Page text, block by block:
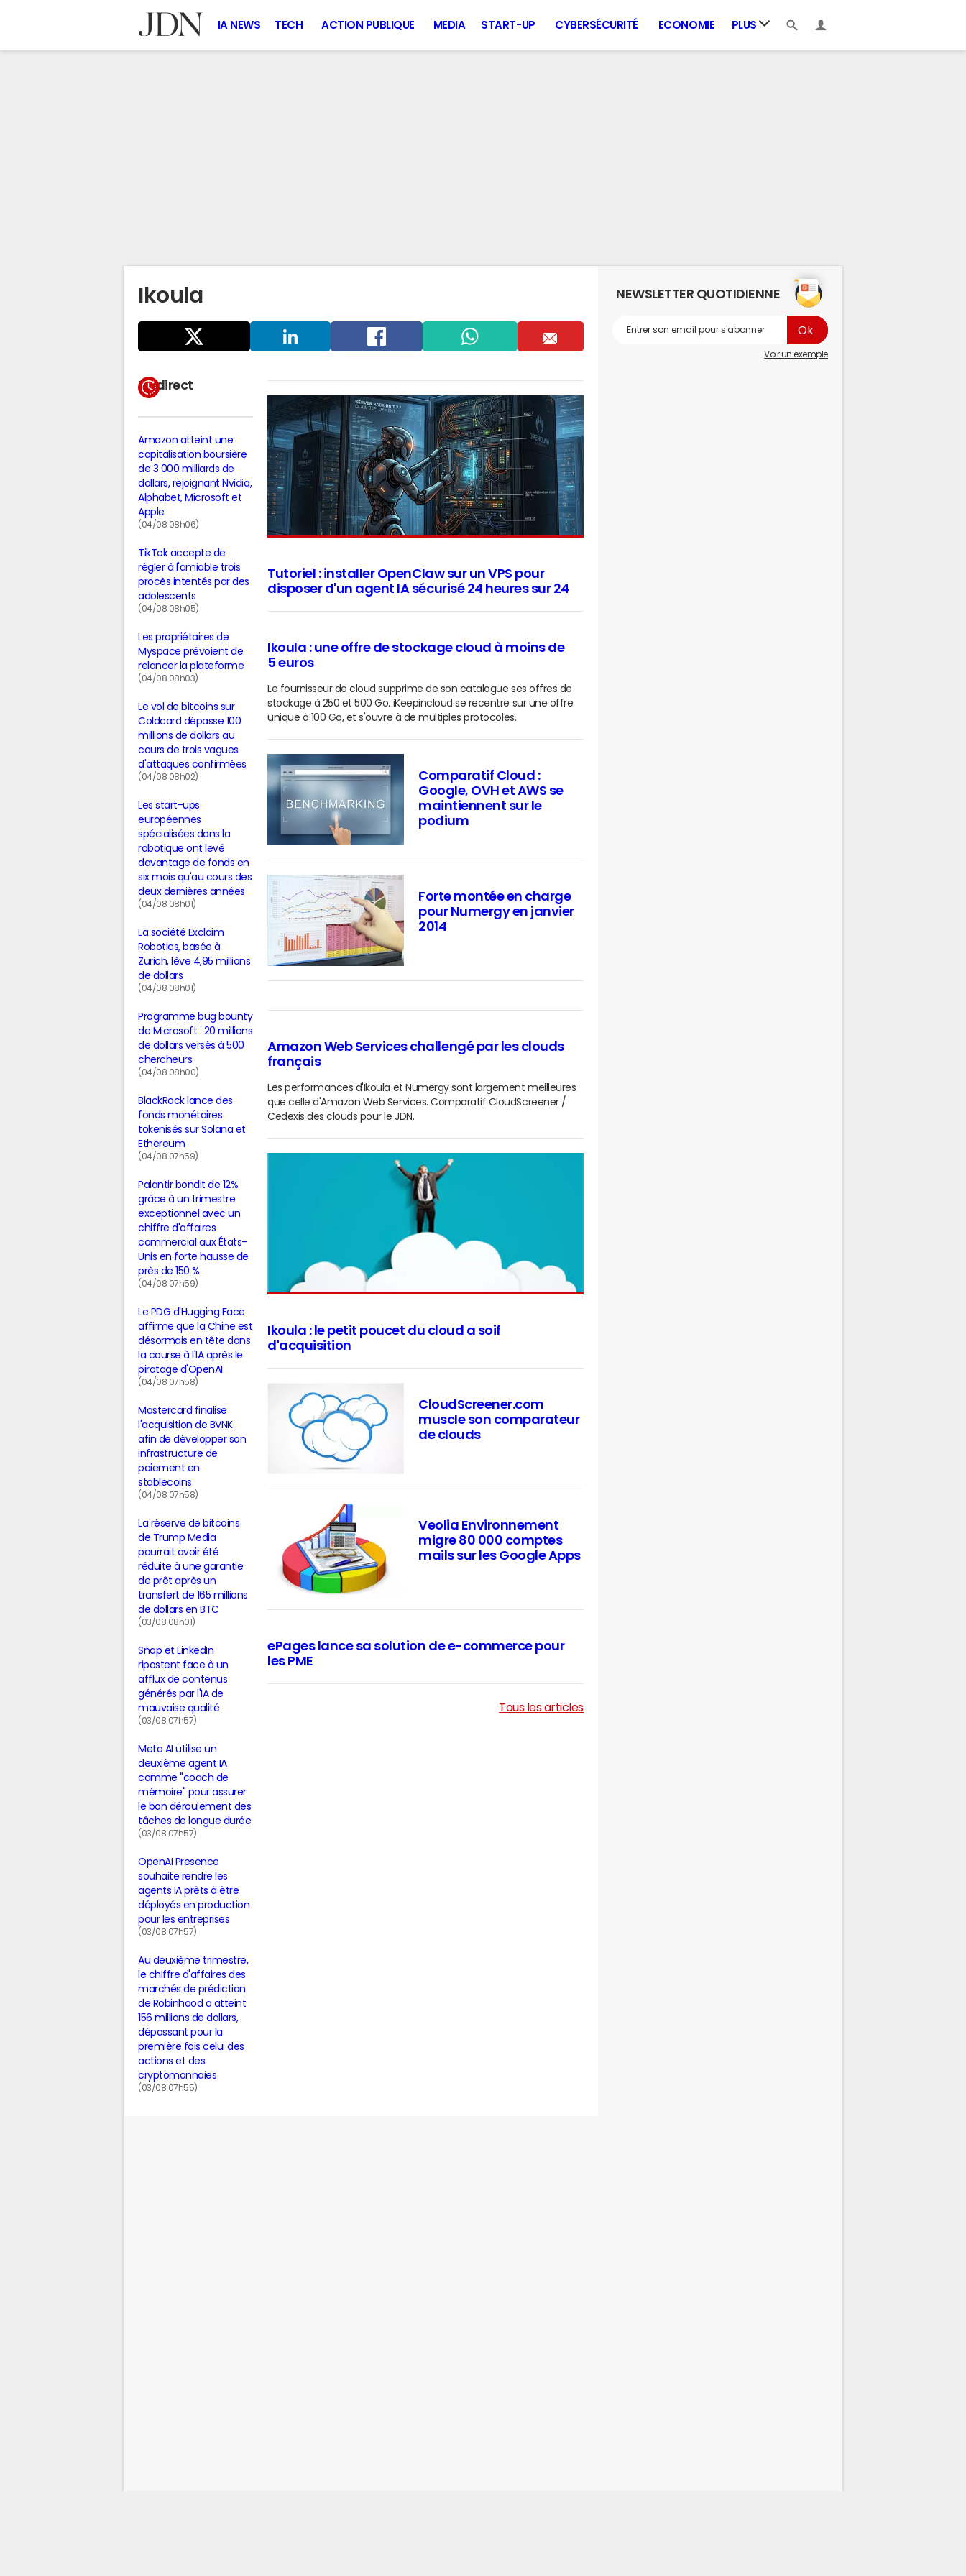
IA NEWS TECH ACTION PUBLIQUE MEDIA START-UP CYBERSÉCURITÉ ECONOMIE PLUS
Ikoula
En direct
Amazon atteint une
capitalisation boursière
de 3 000 milliards de
dollars, rejoignant Nvidia,
Alphabet, Microsoft et
Apple
(04/08 08h06)
TikTok accepte de
régler à l'amiable trois
procès intentés par des
adolescents
(04/08 08h05)
Les propriétaires de
Myspace prévoient de
relancer la plateforme
(04/08 08h03)
Le vol de bitcoins sur
Coldcard dépasse 100
millions de dollars au
cours de trois vagues
d'attaques confirmées
(04/08 08h02)
Les start-ups
européennes
spécialisées dans la
robotique ont levé
davantage de fonds en
six mois qu'au cours des
deux dernières années
(04/08 08h01)
La société Exclaim
Robotics, basée à
Zurich, lève 4,95 millions
de dollars
(04/08 08h01)
Programme bug bounty
de Microsoft : 20 millions
de dollars versés à 500
chercheurs
(04/08 08h00)
BlackRock lance des
fonds monétaires
tokenisés sur Solana et
Ethereum
(04/08 07h59)
Palantir bondit de 12%
grâce à un trimestre
exceptionnel avec un
chiffre d'affaires
commercial aux États-
Unis en forte hausse de
près de 150 %
(04/08 07h59)
Le PDG d'Hugging Face
affirme que la Chine est
désormais en tête dans
la course à l'IA après le
piratage d'OpenAI
(04/08 07h58)
Mastercard finalise
l'acquisition de BVNK
afin de développer son
infrastructure de
paiement en
stablecoins
(04/08 07h58)
La réserve de bitcoins
de Trump Media
pourrait avoir été
réduite à une garantie
de prêt après un
transfert de 165 millions
de dollars en BTC
(03/08 08h01)
Snap et LinkedIn
ripostent face à un
afflux de contenus
générés par l'IA de
mauvaise qualité
(03/08 07h57)
Meta AI utilise un
deuxième agent IA
comme "coach de
mémoire" pour assurer
le bon déroulement des
tâches de longue durée
(03/08 07h57)
OpenAI Presence
souhaite rendre les
agents IA prêts à être
déployés en production
pour les entreprises
(03/08 07h57)
Au deuxième trimestre,
le chiffre d'affaires des
marchés de prédiction
de Robinhood a atteint
156 millions de dollars,
dépassant pour la
première fois celui des
actions et des
cryptomonnaies
(03/08 07h55)
Tutoriel : installer OpenClaw sur un VPS pour
disposer d'un agent IA sécurisé 24 heures sur 24
Ikoula : une offre de stockage cloud à moins de
5 euros
Le fournisseur de cloud supprime de son catalogue ses offres de
stockage à 250 et 500 Go. iKeepincloud se recentre sur une offre
unique à 100 Go, et s'ouvre à de multiples protocoles.
Comparatif Cloud :
Google, OVH et AWS se
maintiennent sur le
podium
Forte montée en charge
pour Numergy en janvier
2014
Amazon Web Services challengé par les clouds
français
Les performances d'Ikoula et Numergy sont largement meilleures
que celle d'Amazon Web Services. Comparatif CloudScreener /
Cedexis des clouds pour le JDN.
Ikoula : le petit poucet du cloud a soif
d'acquisition
CloudScreener.com
muscle son comparateur
de clouds
Veolia Environnement
migre 80 000 comptes
mails sur les Google Apps
ePages lance sa solution de e-commerce pour
les PME
Tous les articles
NEWSLETTER QUOTIDIENNE
Voir un exemple